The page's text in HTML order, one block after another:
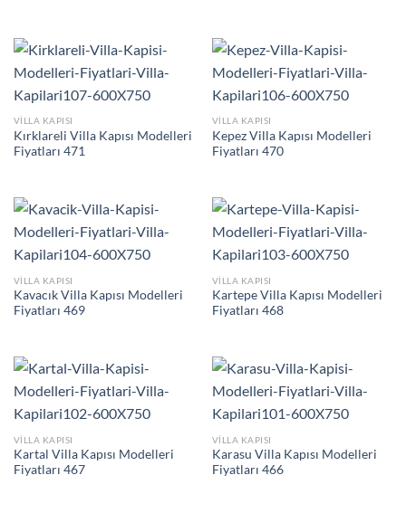
VILLA KAPISI
Kırklareli Villa Kapısı Modelleri
Fiyatları 471
VILLA KAPISI
Kepez Villa Kapısı Modelleri
Fiyatları 470
VILLA KAPISI
Kavacık Villa Kapısı Modelleri
Fiyatları 469
VILLA KAPISI
Kartepe Villa Kapısı Modelleri
Fiyatları 468
VILLA KAPISI
Kartal Villa Kapısı Modelleri
Fiyatları 467
VILLA KAPISI
Karasu Villa Kapısı Modelleri
Fiyatları 466